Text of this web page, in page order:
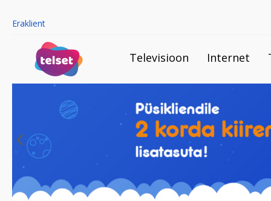
Eraklient
Televisioon Internet